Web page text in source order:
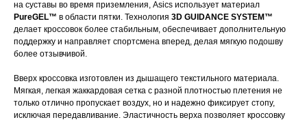
на суставы во время приземления, Asics использует материал
PureGEL™ в области пятки. Технология 3D GUIDANCE SYSTEM™
делает кроссовок более стабильным, обеспечивает дополнительную
поддержку и направляет спортсмена вперед, делая мягкую подошву
более отзывчивой.
Вверх кроссовка изготовлен из дышащего текстильного материала.
Мягкая, легкая жаккардовая сетка с разной плотностью плетения не
только отлично пропускает воздух, но и надежно фиксирует стопу,
исключая передавливание. Эластичность верха позволяет кроссовку
Telegram
WhatsApp
Информация